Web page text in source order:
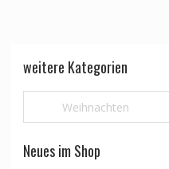
weitere Kategorien
Weihnachten
Neues im Shop